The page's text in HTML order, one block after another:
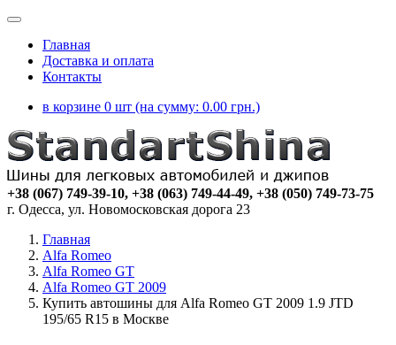
Главная
Доставка и оплата
Контакты
в корзине 0 шт (на сумму: 0.00 грн.)
+38 (067) 749-39-10, +38 (063) 749-44-49, +38 (050) 749-73-75
г. Одесса, ул. Новомосковская дорога 23
Главная
Alfa Romeo
Alfa Romeo GT
Alfa Romeo GT 2009
Купить автошины для Alfa Romeo GT 2009 1.9 JTD
195/65 R15 в Москве